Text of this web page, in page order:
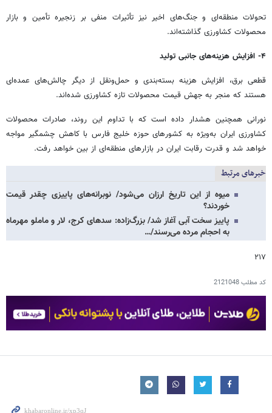
تحولات منطقه‌ای و جنگ‌های اخیر نیز تأثیرات منفی بر زنجیره تأمین و بازار
محصولات کشاورزی گذاشته‌اند.
۴- افزایش هزینه‌های جانبی تولید
قطعی برق، افزایش هزینه بسته‌بندی و حمل‌ونقل از دیگر چالش‌های عمده‌ای
هستند که منجر به جهش قیمت محصولات تازه کشاورزی شده‌اند.
نورانی همچنین هشدار داده است که با تداوم این روند، صادرات محصولات
کشاورزی ایران به‌ویژه به کشورهای حوزه خلیج فارس با کاهش چشمگیر مواجه
خواهد شد و قدرت رقابت ایران در بازارهای منطقه‌ای از بین خواهد رفت.
خبرهای مرتبط
میوه از این تاریخ ارزان می‌شود/ نوبرانه‌های پاییزی چقدر قیمت
خوردند؟
پاییز سخت آبی آغاز شد/ بزرگ‌زاده: سدهای کرج، لار و ماملو مهرماه
به احجام مرده می‌رسند/…
۲۱۷
کد مطلب2121048